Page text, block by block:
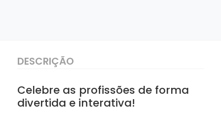
DESCRIÇÃO
Celebre as profissões de forma
divertida e interativa!